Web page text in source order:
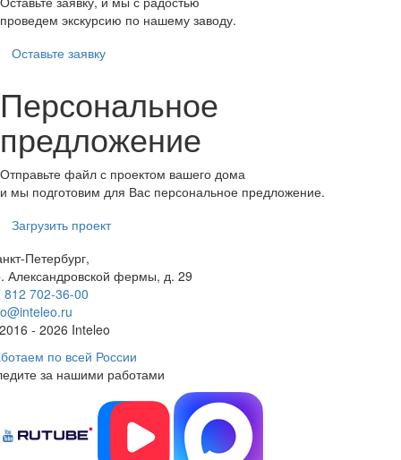
проведем экскурсию по нашему заводу.
Оставьте заявку
Персональное
предложение
Отправьте файл с проектом вашего дома
и мы подготовим для Вас персональное предложение.
Загрузить проект
Петербург,
Александровской фермы, д. 29
812 702-36-00
- 2026 Inteleo
по всей России
за нашими работами